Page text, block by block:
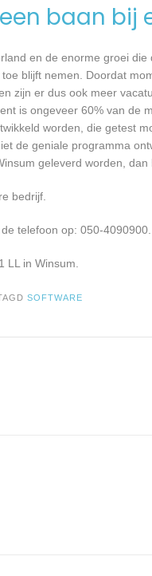
baan bij
en de enorme groei
blijft nemen. Doordat
zijn er dus ook meer
is ongeveer 60% van de
worden, die getest
de geniale programma
geleverd worden,
bedrijf.
telefoon op: 050-
LL in Winsum.
SOFTWARE